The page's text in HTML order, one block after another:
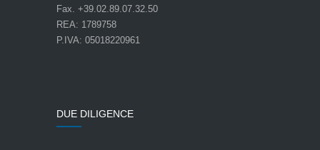
Fax. +39.02.89.07.32.50
REA: 1789758
P.IVA: 05018220961
DUE DILIGENCE